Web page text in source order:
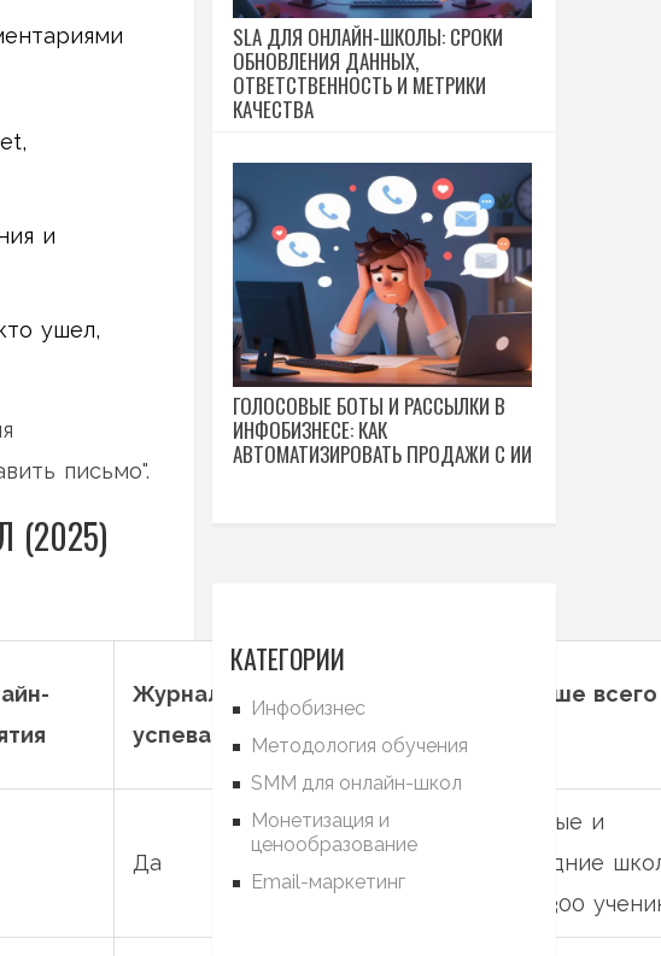
и
ушел,
письмо".
(2025)
Журнал
успеваемости
приложение
Лучше всего
Да
Да (iOS,
Android)
Малые и
средние
до 300
SLA ДЛЯ ОНЛАЙН-ШКОЛЫ: СРОКИ
ОБНОВЛЕНИЯ ДАННЫХ,
ОТВЕТСТВЕННОСТЬ И МЕТРИКИ
КАЧЕСТВА
ГОЛОСОВЫЕ БОТЫ И РАССЫЛКИ В
ИНФОБИЗНЕСЕ: КАК
АВТОМАТИЗИРОВАТЬ ПРОДАЖИ С ИИ
КАТЕГОРИИ
Инфобизнес
Методология обучения
SMM для онлайн-школ
Монетизация и
ценообразование
Email-маркетинг